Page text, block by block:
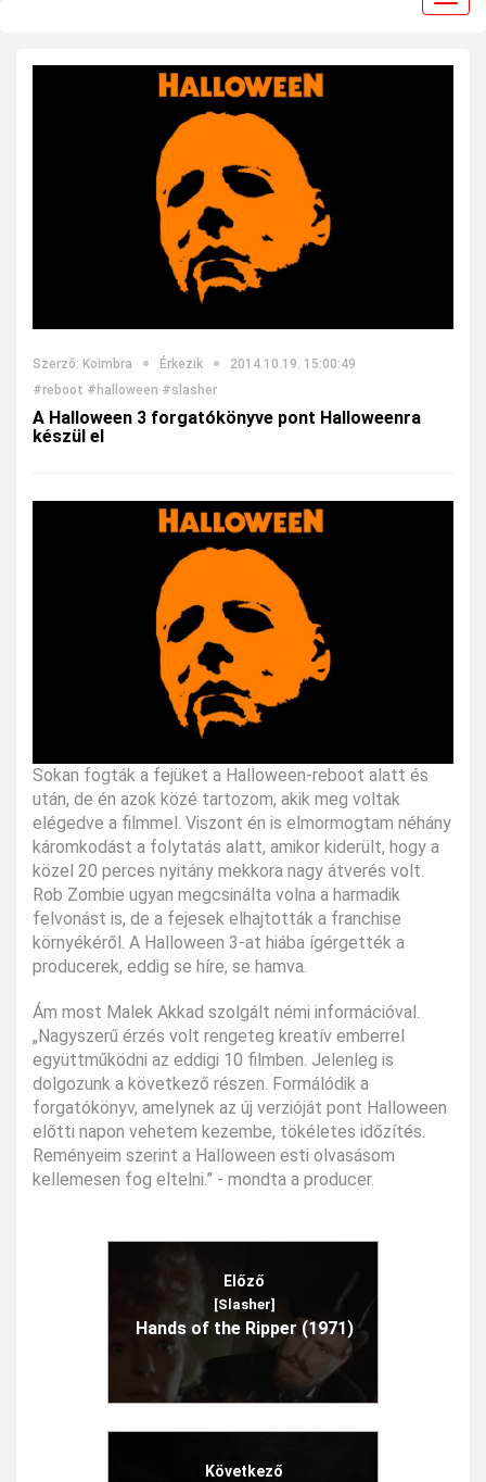
Szerző: Koimbra Érkezik
2014.10.19. 15:00:49
#reboot #halloween #slasher
A Halloween 3 forgatókönyve pont Halloweenra
készül el
Sokan fogták a fejüket a Halloween-reboot alatt és
után, de én azok közé tartozom, akik meg voltak
elégedve a filmmel. Viszont én is elmormogtam néhány
káromkodást a folytatás alatt, amikor kiderült, hogy a
közel 20 perces nyitány mekkora nagy átverés volt.
Rob Zombie ugyan megcsinálta volna a harmadik
felvonást is, de a fejesek elhajtották a franchise
környékéről. A Halloween 3-at hiába ígérgették a
producerek, eddig se híre, se hamva.
Ám most Malek Akkad szolgált némi információval.
„Nagyszerű érzés volt rengeteg kreatív emberrel
együttműködni az eddigi 10 filmben. Jelenleg is
dolgozunk a következő részen. Formálódik a
forgatókönyv, amelynek az új verzióját pont Halloween
előtti napon vehetem kezembe, tökéletes időzítés.
Reményeim szerint a Halloween esti olvasásom
kellemesen fog eltelni.” - mondta a producer.
Előző
[Slasher]
Hands of the Ripper (1971)
Következő